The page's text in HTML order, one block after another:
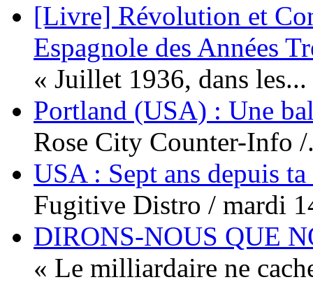
[Livre] Révolution et
Espagnole des Années
« Juillet 1936, dans les...
Portland (USA) : Une
Rose City Counter-Info /
USA : Sept ans depuis
Fugitive Distro / mardi
DIRONS-NOUS QUE
« Le milliardaire ne